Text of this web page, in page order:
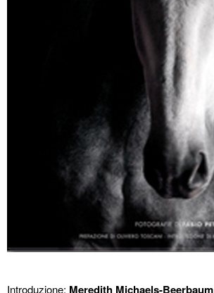
Introduzione: Meredith Michaels-Beerbaum